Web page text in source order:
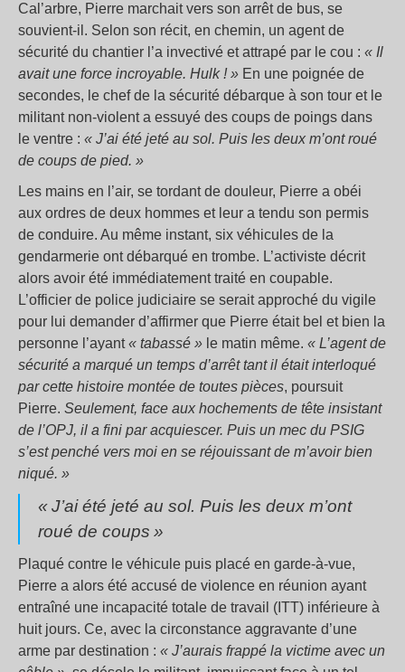
Cal’arbre, Pierre marchait vers son arrêt de bus, se
souvient-il. Selon son récit, en chemin, un agent de
sécurité du chantier l’a invectivé et attrapé par le cou : « Il
avait une force incroyable. Hulk ! » En une poignée de
secondes, le chef de la sécurité débarque à son tour et le
militant non-violent a essuyé des coups de poings dans
le ventre : « J’ai été jeté au sol. Puis les deux m’ont roué
de coups de pied. »
Les mains en l’air, se tordant de douleur, Pierre a obéi
aux ordres de deux hommes et leur a tendu son permis
de conduire. Au même instant, six véhicules de la
gendarmerie ont débarqué en trombe. L’activiste décrit
alors avoir été immédiatement traité en coupable.
L’officier de police judiciaire se serait approché du vigile
pour lui demander d’affirmer que Pierre était bel et bien la
personne l’ayant« tabassé » le matin même. « L’agent de
sécurité a marqué un temps d’arrêt tant il était interloqué
par cette histoire montée de toutes pièces, poursuit
Pierre. Seulement, face aux hochements de tête insistant
de l’OPJ, il a fini par acquiescer. Puis un mec du PSIG
s’est penché vers moi en se réjouissant de m’avoir bien
niqué. »
«J’ai été jeté au sol. Puis les deux m’ont
roué de coups »
Plaqué contre le véhicule puis placé en garde-à-vue,
Pierre a alors été accusé de violence en réunion ayant
entraîné une incapacité totale de travail (ITT) inférieure à
huit jours. Ce, avec la circonstance aggravante d’une
arme par destination : « J’aurais frappé la victime avec un